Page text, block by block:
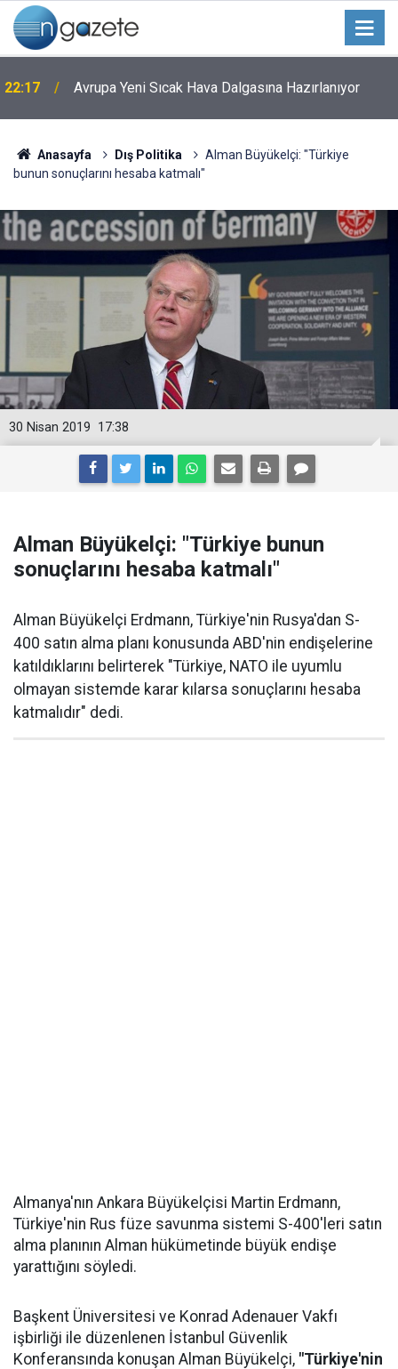
22:17 Avrupa Yeni Sıcak Hava Dalgasına Hazırlanıyor
Anasayfa Dış Politika
Alman Büyükelçi: "Türkiye
bunun sonuçlarını hesaba katmalı"
17:38
30 Nisan 2019
Alman Büyükelçi: "Türkiye bunun
sonuçlarını hesaba katmalı"
Alman Büyükelçi Erdmann, Türkiye'nin Rusya'dan S-
400 satın alma planı konusunda ABD'nin endişelerine
katıldıklarını belirterek "Türkiye, NATO ile uyumlu
olmayan sistemde karar kılarsa sonuçlarını hesaba
katmalıdır" dedi.
Almanya'nın Ankara Büyükelçisi Martin Erdmann,
Türkiye'nin Rus füze savunma sistemi S-400'leri satın
alma planının Alman hükümetinde büyük endişe
yarattığını söyledi.
Başkent Üniversitesi ve Konrad Adenauer Vakfı
işbirliği ile düzenlenen İstanbul Güvenlik
Konferansında konuşan Alman Büyükelçi, "Türkiye'nin